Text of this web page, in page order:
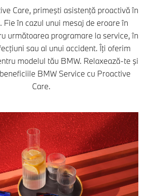
Care, primeşti asistenţă proactivă în
Fie în cazul unui mesaj de eroare în
următoarea programare la service, în
sau al unui accident. Îţi oferim
modelul tău BMW. Relaxează-te şi
BMW Service cu Proactive
Care.